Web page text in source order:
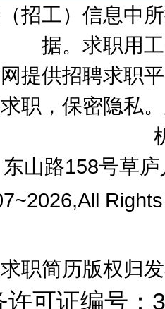
招工）信息中
据。求职用
网提供招聘求职
职，保密隐私
山路158号草
职简历版权归
许可证编号